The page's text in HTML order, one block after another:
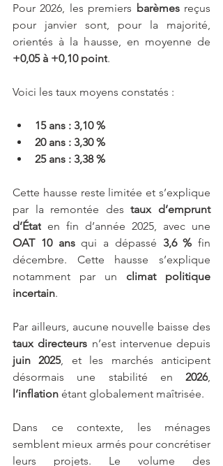
Pour 2026, les premiers barèmes reçus
pour janvier sont, pour la majorité,
+0,05 à +0,10 point.
Voici les taux moyens constatés :
15 ans : 3,10 %
20 ans : 3,30 %
25 ans : 3,38 %
Cette hausse reste limitée et s’explique
par la remontée des taux d’emprunt
d’État
OAT 10 ans qui a dépassé 3,6 % fin
décembre. Cette hausse s’explique
notamment par un climat politique
incertain.
taux directeurs
juin 2025 , et les marchés anticipent
désormais une stabilité en 2026
l’inflation étant globalement maîtrisée.
Dans ce contexte, les ménages
semblent mieux armés pour concrétiser
leurs projets. Le volume des